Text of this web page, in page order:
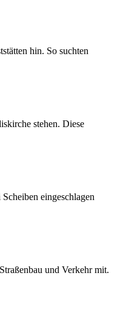
hin. So suchten
stehen. Diese
eingeschlagen
und Verkehr mit.